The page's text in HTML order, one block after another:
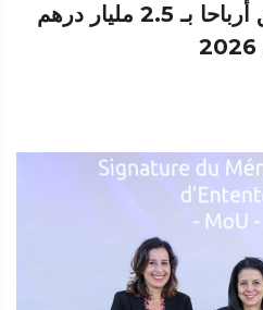
اتصالات المغرب تحقق أرباحا بـ 2.5 مليار درهم